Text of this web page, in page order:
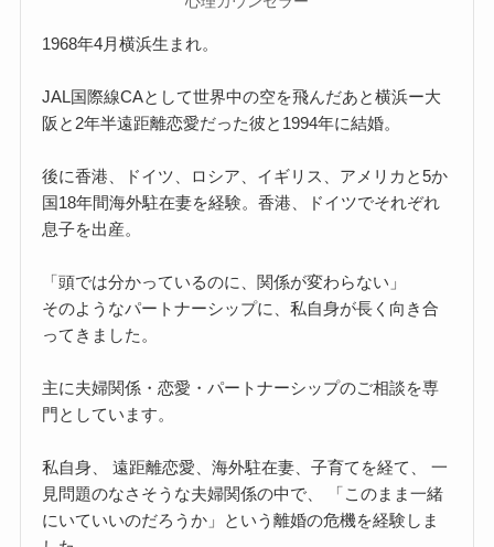
1968年4月横浜生まれ。
JAL国際線CAとして世界中の空を飛んだあと横浜ー大
阪と2年半遠距離恋愛だった彼と1994年に結婚。
後に香港、ドイツ、ロシア、イギリス、アメリカと5か
国18年間海外駐在妻を経験。香港、ドイツでそれぞれ
息子を出産。
「頭では分かっているのに、関係が変わらない」
そのようなパートナーシップに、私自身が長く向き合
ってきました。
主に夫婦関係・恋愛・パートナーシップのご相談を専
門としています。
私自身、 遠距離恋愛、海外駐在妻、子育てを経て、 一
見問題のなさそうな夫婦関係の中で、 「このまま一緒
にいていいのだろうか」という離婚の危機を経験しま